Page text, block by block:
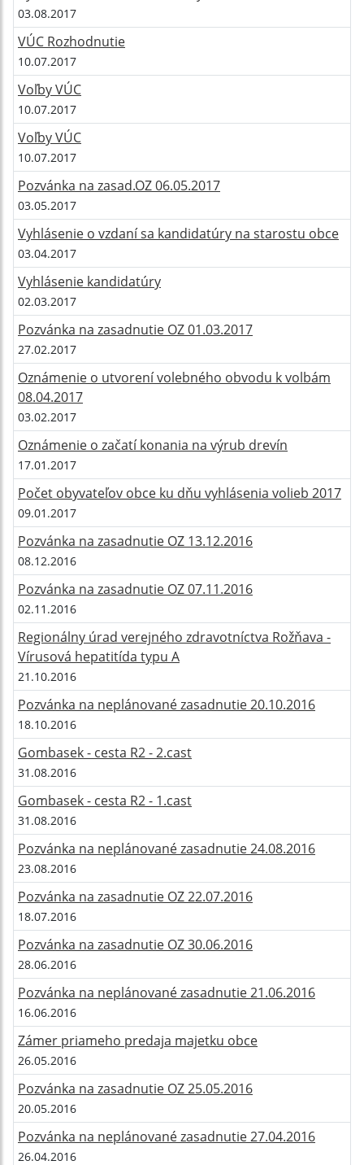
03.08.2017
VÚC Rozhodnutie
10.07.2017
Voľby VÚC
10.07.2017
Voľby VÚC
10.07.2017
Pozvánka na zasad.OZ 06.05.2017
03.05.2017
Vyhlásenie o vzdaní sa kandidatúry na starostu obce
03.04.2017
Vyhlásenie kandidatúry
02.03.2017
Pozvánka na zasadnutie OZ 01.03.2017
27.02.2017
Oznámenie o utvorení volebného obvodu k volbám
08.04.2017
03.02.2017
Oznámenie o začatí konania na výrub drevín
17.01.2017
Počet obyvateľov obce ku dňu vyhlásenia volieb 2017
09.01.2017
Pozvánka na zasadnutie OZ 13.12.2016
08.12.2016
Pozvánka na zasadnutie OZ 07.11.2016
02.11.2016
Regionálny úrad verejného zdravotníctva Rožňava -
Vírusová hepatitída typu A
21.10.2016
Pozvánka na neplánované zasadnutie 20.10.2016
18.10.2016
Gombasek - cesta R2 - 2.cast
31.08.2016
Gombasek - cesta R2 - 1.cast
31.08.2016
Pozvánka na neplánované zasadnutie 24.08.2016
23.08.2016
Pozvánka na zasadnutie OZ 22.07.2016
18.07.2016
Pozvánka na zasadnutie OZ 30.06.2016
28.06.2016
Pozvánka na neplánované zasadnutie 21.06.2016
16.06.2016
Zámer priameho predaja majetku obce
26.05.2016
Pozvánka na zasadnutie OZ 25.05.2016
20.05.2016
Pozvánka na neplánované zasadnutie 27.04.2016
26.04.2016